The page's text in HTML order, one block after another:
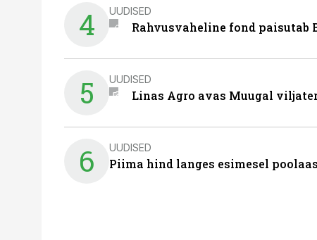
4 UUDISED
Rahvusvaheline fond paisutab
5 UUDISED
Linas Agro avas Muugal
6 UUDISED
Piima hind langes esimesel